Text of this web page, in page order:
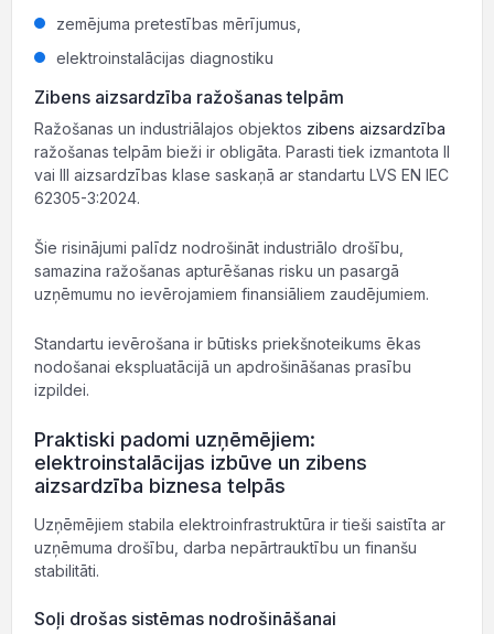
zemējuma pretestības mērījumus,
elektroinstalācijas diagnostiku
Zibens aizsardzība ražošanas telpām
Ražošanas un industriālajos objektos zibens aizsardzība
ražošanas telpām bieži ir obligāta. Parasti tiek izmantota II
vai III aizsardzības klase saskaņā ar standartu LVS EN IEC
62305-3:2024.
Šie risinājumi palīdz nodrošināt industriālo drošību,
samazina ražošanas apturēšanas risku un pasargā
uzņēmumu no ievērojamiem finansiāliem zaudējumiem.
Standartu ievērošana ir būtisks priekšnoteikums ēkas
nodošanai ekspluatācijā un apdrošināšanas prasību
izpildei.
Praktiski padomi uzņēmējiem:
elektroinstalācijas izbūve un zibens
aizsardzība biznesa telpās
Uzņēmējiem stabila elektroinfrastruktūra ir tieši saistīta ar
uzņēmuma drošību, darba nepārtrauktību un finanšu
stabilitāti.
Soļi drošas sistēmas nodrošināšanai